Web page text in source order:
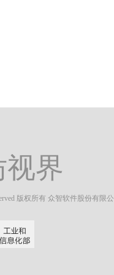
视界
版权所有 众智软件股份有限公